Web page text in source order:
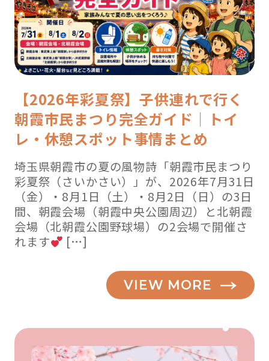
【2026年彩夏祭】子供連れで行く
朝霞市民まつり完全ガイド｜トイ
レ・休憩スポット事情まとめ
埼玉県朝霞市の夏の風物詩「朝霞市民まつり
彩夏祭（さいかさい）」が、2026年7月31日
（金）・8月1日（土）・8月2日（日）の3日
間、朝霞会場（朝霞中央公園周辺）と北朝霞
会場（北朝霞公園野球場）の2会場で開催さ
れます
[…]
VIEW MORE